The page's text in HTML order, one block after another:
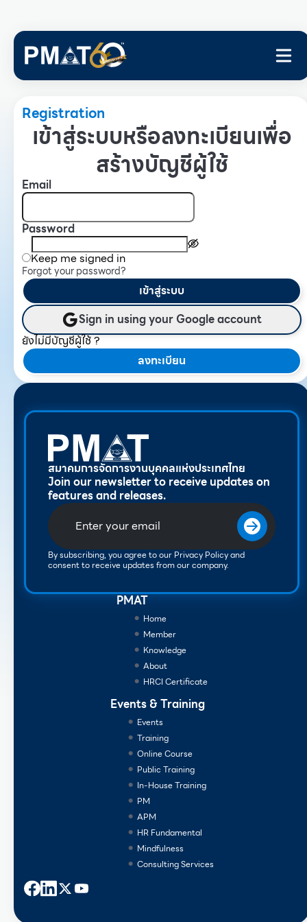
Registration
เข้าสู่ระบบหรือลงทะเบียนเพื่อ
สร้างบัญชีผู้ใช้
Email
Password
Keep me signed in
Forgot your password?
เข้าสู่ระบบ
Sign in using your Google account
ยังไม่มีบัญชีผู้ใช้ ?
ลงทะเบียน
สมาคมการจัดการงานบุคคลแห่งประเทศไทย
Join our newsletter to receive updates on
features and releases.
By subscribing, you agree to our Privacy Policy and
consent to receive updates from our company.
PMAT
Home
Member
Knowledge
About
HRCI Certificate
Events & Training
Events
Training
Online Course
Public Training
In-House Training
PM
APM
HR Fundamental
Mindfulness
Consulting Services